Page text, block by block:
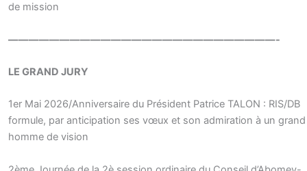
de mission
——————————————————————————-
LE GRAND JURY
1er Mai 2026/Anniversaire du Président Patrice TALON : RIS/DB
formule, par anticipation ses vœux et son admiration à un grand
homme de vision